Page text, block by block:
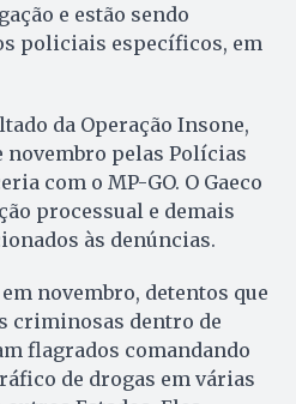
e estão sendo
policiais específicos, em
da Operação Insone,
novembro pelas Polícias
com o MP-GO. O Gaeco
processual e demais
às denúncias.
novembro, detentos que
criminosas dentro de
flagrados comandando
de drogas em várias